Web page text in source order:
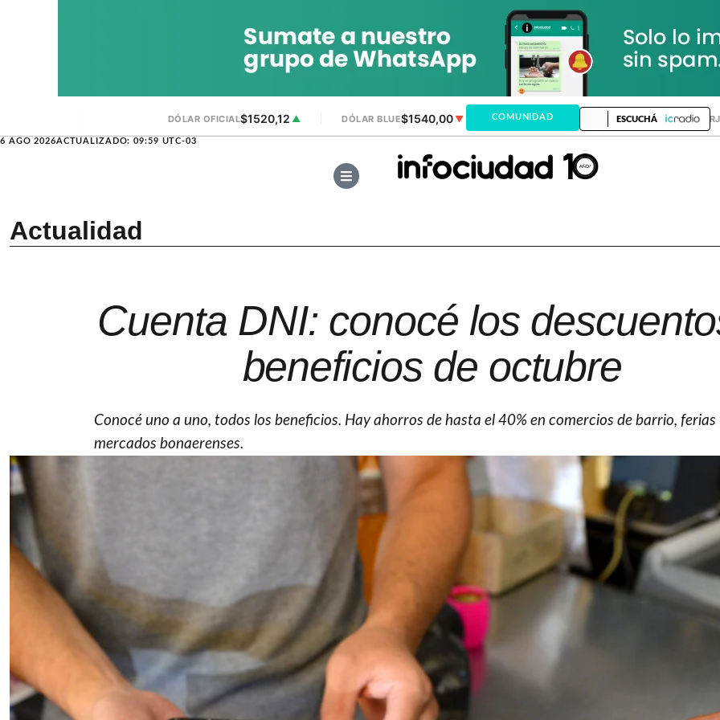
DÓLAR OFICIAL$1520,12 ▲ DÓLAR BLUE$1540,00▼ DÓLAR MEP ▲ DÓLAR
6 AGO 2026ACTUALIZADO: 09:59 UTC-03
COMUNIDAD ESCUCHÁ
Actualidad
Cuenta DNI: conocé los
beneficios de octubre
Conocé uno a uno, todos los beneficios. Hay ahorros de hasta el 40% en comercios de barrio, ferias
mercados bonaerenses.